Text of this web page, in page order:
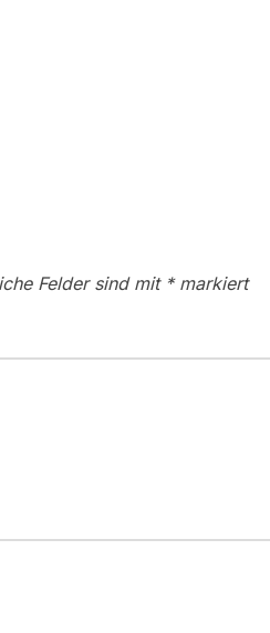
Felder sind mit *markiert